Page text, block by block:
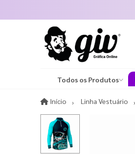
Todos os Produtos
Início InícioLinha Vestuário